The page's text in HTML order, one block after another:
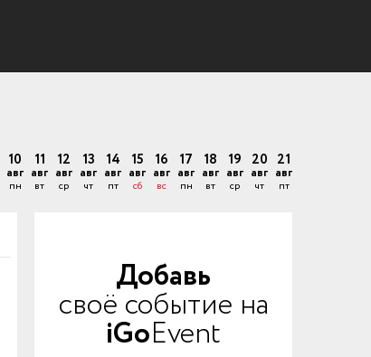
10
авг
пн
11
авг
вт
12
авг
ср
13
авг
чт
14
авг
пт
15
авг
сб
16
авг
вс
17
авг
пн
18
авг
вт
19
авг
ср
20
авг
чт
21
авг
пт
Добавь
своё событие на
iGoEvent